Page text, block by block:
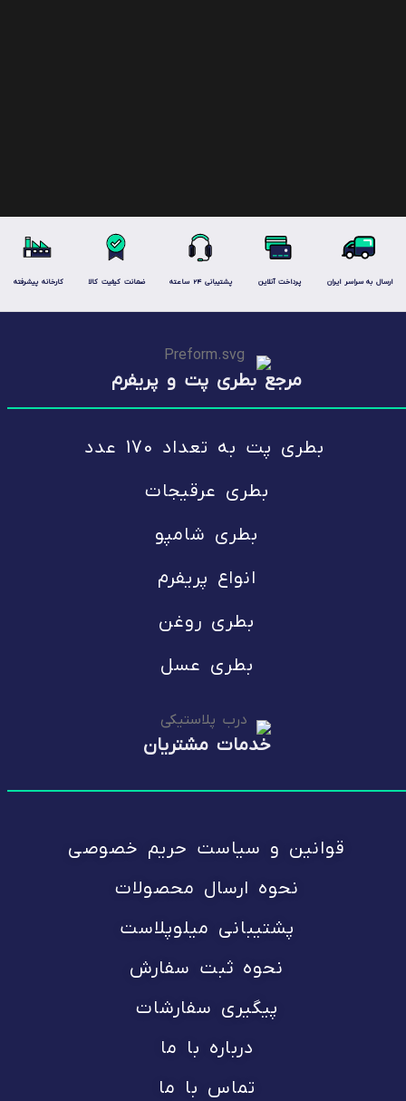
ارسال به سراسر ایران پرداخت آنلاین پشتیبانی 24 ساعته ضمانت کیفیت کالا کارخانه پیشرفته
مرجع بطری پت و پریفرم
بطری پت به تعداد 170 عدد
بطری عرقیجات
بطری شامپو
انواع پریفرم
بطری روغن
بطری عسل
خدمات مشتریان
قوانین و سیاست حریم خصوصی
نحوه ارسال محصولات
پشتیبانی میلوپلاست
نحوه ثبت سفارش
پیگیری سفارشات
درباره با ما
تماس با ما